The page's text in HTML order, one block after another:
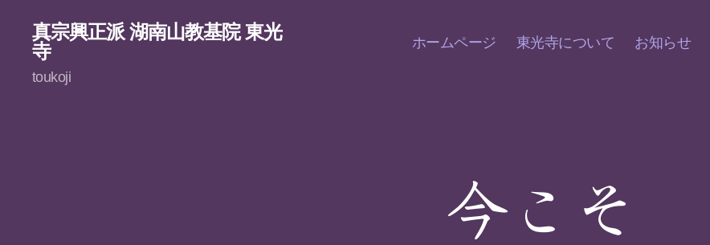
真宗興正派 湖南山教基院 東光
寺
toukoji
ホームページ 東光寺について お知らせ
今こそ